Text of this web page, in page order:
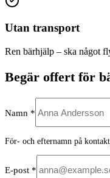
Utan transport
Ren bärhjälp – ska något
Begär offert för
Namn *
För- och efternamn på
E-post *